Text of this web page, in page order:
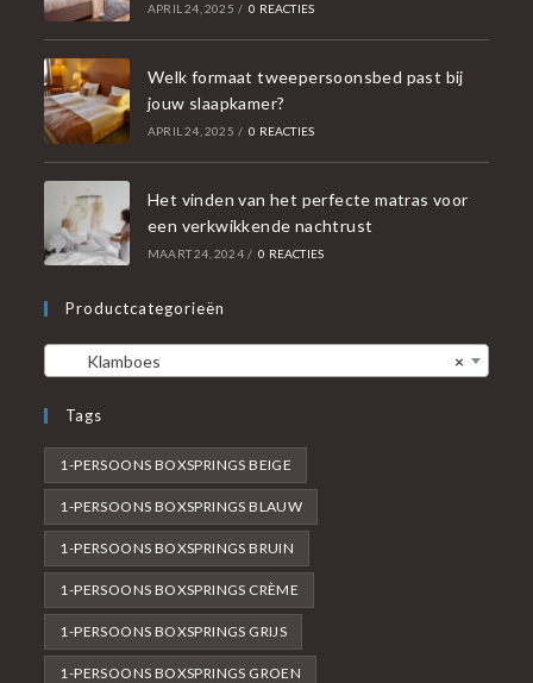
APRIL 24, 2025 / 0 REACTIES
Welk formaat tweepersoonsbed past bij
jouw slaapkamer?
APRIL 24, 2025 / 0 REACTIES
Het vinden van het perfecte matras voor
een verkwikkende nachtrust
MAART 24, 2024 / 0 REACTIES
Productcategorieën
×
Klamboes
Tags
1-PERSOONS BOXSPRINGS BEIGE
1-PERSOONS BOXSPRINGS BLAUW
1-PERSOONS BOXSPRINGS BRUIN
1-PERSOONS BOXSPRINGS CRÈME
1-PERSOONS BOXSPRINGS GRIJS
1-PERSOONS BOXSPRINGS GROEN